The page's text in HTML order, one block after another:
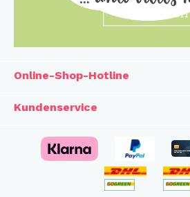
entdecken
Online-Shop-Hotline
Kundenservice